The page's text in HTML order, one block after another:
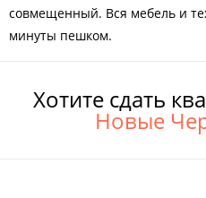
совмещенный. Вся мебель и
минуты пешком.
Хотите сдать
Новые